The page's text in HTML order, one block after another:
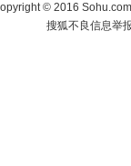
©2016
搜狐不良信息举